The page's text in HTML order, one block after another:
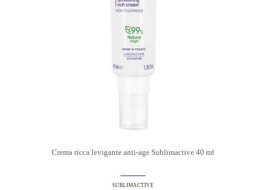
Crema ricca levigante anti-age Sublimactive 40 ml
SUBLIMACTIVE